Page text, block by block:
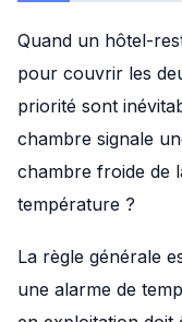
Quand un hôtel-
pour couvrir les
priorité sont
chambre signale
chambre froide de
température ?
La règle générale
une alarme de